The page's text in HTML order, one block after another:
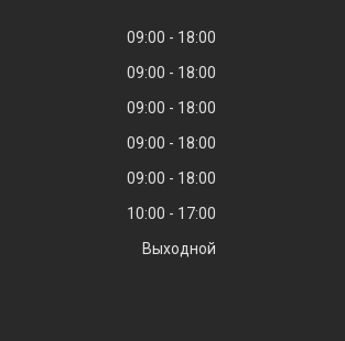
09:00
18:00
09:00
18:00
09:00
18:00
09:00
18:00
09:00
18:00
10:00
17:00
Выходной